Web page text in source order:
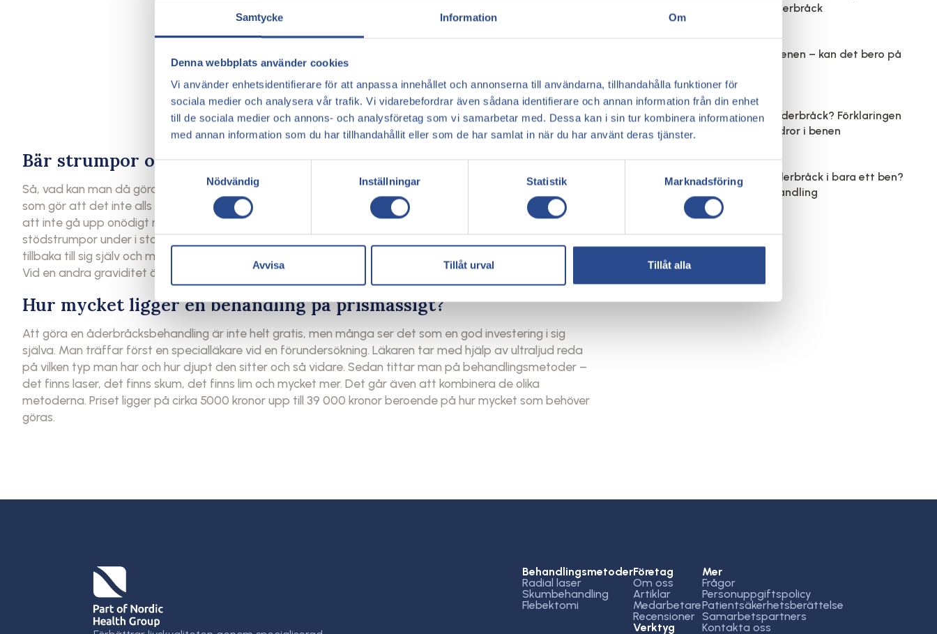
Samtycke Information Om
Denna webbplats använder cookies
Vi använder enhetsidentifierare för att anpassa innehållet och annonserna till användarna, tillhandahålla funktioner för
sociala medier och analysera vår trafik. Vi vidarebefordrar även sådana identifierare och annan information från din enhet
till de sociala medier och annons- och analysföretag som vi samarbetar med. Dessa kan i sin tur kombinera informationen
med annan information som du har tillhandahållit eller som de har samlat in när du har använt deras tjänster.
Nödvändig
Inställningar Statistik Marknadsföring
Avvisa Tillåt urval Tillåt alla
Bär strumpor och rör på dig
Så, vad kan man då göra för att slippa detta med synliga, fula, ormliknande grejer på benen? Sådana
som gör att det inte alls känns så kul att bära kjol på sommaren. Det man kan göra, om man är gravid, är
att inte gå upp onödigt mycket i vikt. Man ska också se till att röra på sig. En annan bra idé är att bära
stödstrumpor under i stort sätt hela graviditeten men också efter graviditeten. Ja, tills kroppen hittat
tillbaka till sig själv och man inte längre upplever den där uppsvullna känslan i benen.
Vid en andra graviditet ökar risken ännu mer att drabbas, det kan vara bra att tänka på det.
Hur mycket ligger en behandling på prismässigt?
Att göra en åderbråcksbehandling är inte helt gratis, men många ser det som en god investering i sig
själva. Man träffar först en specialläkare vid en förundersökning. Läkaren tar med hjälp av ultraljud reda
på vilken typ man har och hur djupt den sitter och så vidare. Sedan tittar man på behandlingsmetoder –
det finns laser, det finns skum, det finns lim och mycket mer. Det går även att kombinera de olika
metoderna. Priset ligger på cirka 5000 kronor upp till 39 000 kronor beroende på hur mycket som behöver
göras.
kopplingen till åderbråck
Kliande hud på benen – kan det bero på
Varför får man åderbråck? Förklaringen
bakom synliga ådror i benen
Varför har jag åderbråck i bara ett ben?
Orsaker och behandling
Behandlingsmetoder
Radial laser
Skumbehandling
Flebektomi
Företag
Om oss
Artiklar
Medarbetare
Recensioner
Verktyg
Mer
Frågor
Personuppgiftspolicy
Patientsäkerhetsberättelse
Samarbetspartners
Kontakta oss